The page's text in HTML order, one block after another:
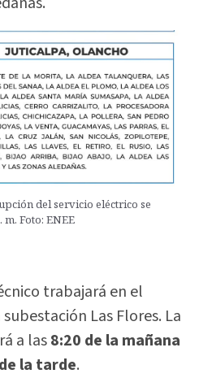
del servicio eléctrico se
m. Foto: ENEE
trabajará en el
Las Flores. La
a las8:20 de la mañana
la tarde.